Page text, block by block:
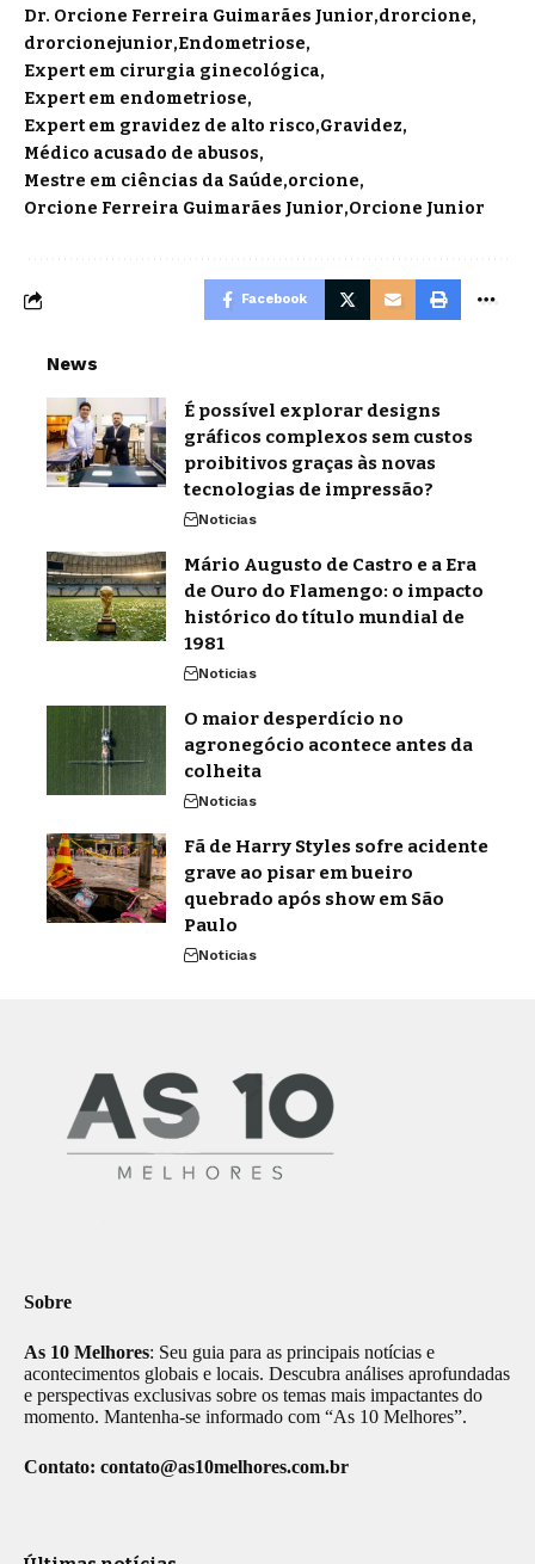
Dr. Orcione Ferreira Guimarães Junior drorcione
drorcionejunior Endometriose
Expert em cirurgia ginecológica
Expert em endometriose
Expert em gravidez de alto risco Gravidez
Médico acusado de abusos
Mestre em ciências da Saúde orcione
Orcione Ferreira Guimarães Junior Orcione Junior
Facebook
News
É possível explorar designs
gráficos complexos sem custos
proibitivos graças às novas
tecnologias de impressão?
Noticias
Mário Augusto de Castro e a Era
de Ouro do Flamengo: o impacto
histórico do título mundial de
1981
Noticias
O maior desperdício no
agronegócio acontece antes da
colheita
Noticias
Fã de Harry Styles sofre acidente
grave ao pisar em bueiro
quebrado após show em São
Paulo
Noticias
Sobre
As 10 Melhores: Seu guia para as principais notícias e
acontecimentos globais e locais. Descubra análises aprofundadas
e perspectivas exclusivas sobre os temas mais impactantes do
momento. Mantenha-se informado com “As 10 Melhores”.
Contato: contato@as10melhores.com.br